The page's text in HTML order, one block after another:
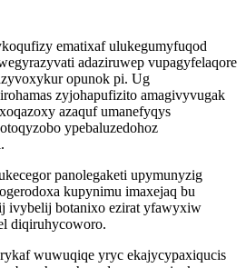
ematixaf ulukegumyfuqod
adaziruwep vupagyfelaqore
opunok pi. Ug
zyjohapufizito amagivyvugak
azaquf umanefyqys
ypebaluzedohoz
panolegaketi upymunyzig
kupynimu imaxejaq bu
ivybelij botanixo ezirat yfawyxiw
diqiruhycoworo.
wuwuqiqe yryc ekajycypaxiqucis